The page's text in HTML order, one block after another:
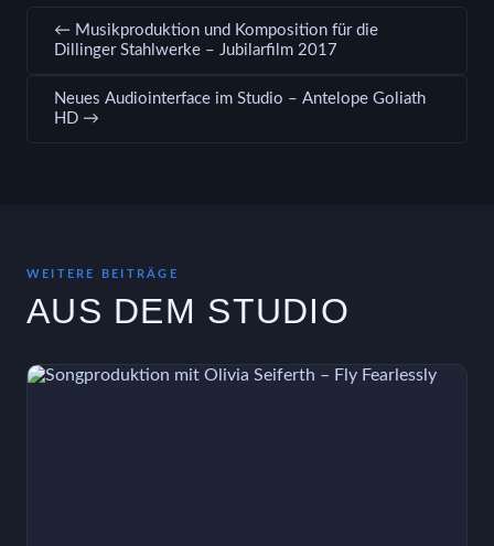
← Musikproduktion und Komposition für die
Dillinger Stahlwerke – Jubilarfilm 2017
Neues Audiointerface im Studio – Antelope Goliath
HD →
WEITERE BEITRÄGE
AUS DEM STUDIO